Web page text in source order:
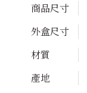
商品尺寸
外盒尺寸
材質
產地